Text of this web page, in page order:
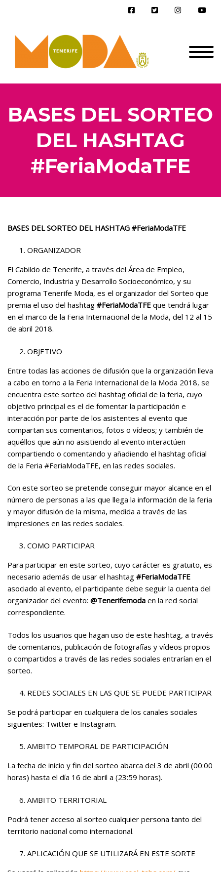
BASES DEL SORTEO
DEL HASHTAG
#FeriaModaTFE
BASES DEL SORTEO DEL HASHTAG #FeriaModaTFE
ORGANIZADOR
El Cabildo de Tenerife, a través del Área de Empleo,
Comercio, Industria y Desarrollo Socioeconómico, y su
programa Tenerife Moda, es el organizador del Sorteo que
premia el uso del hashtag #FeriaModaTFE que tendrá lugar
en el marco de la Feria Internacional de la Moda, del 12 al 15
de abril 2018.
OBJETIVO
Entre todas las acciones de difusión que la organización lleva
a cabo en torno a la Feria Internacional de la Moda 2018, se
encuentra este sorteo del hashtag oficial de la feria, cuyo
objetivo principal es el de fomentar la participación e
interacción por parte de los asistentes al evento que
compartan sus comentarios, fotos o vídeos; y también de
aquéllos que aún no asistiendo al evento interactúen
compartiendo o comentando y añadiendo el hashtag oficial
de la Feria #FeriaModaTFE, en las redes sociales.
Con este sorteo se pretende conseguir mayor alcance en el
número de personas a las que llega la información de la feria
y mayor difusión de la misma, medida a través de las
impresiones en las redes sociales.
COMO PARTICIPAR
Para participar en este sorteo, cuyo carácter es gratuito, es
necesario además de usar el hashtag #FeriaModaTFE
asociado al evento, el participante debe seguir la cuenta del
organizador del evento: @Tenerifemoda en la red social
correspondiente.
Todos los usuarios que hagan uso de este hashtag, a través
de comentarios, publicación de fotografías y vídeos propios
o compartidos a través de las redes sociales entrarían en el
sorteo.
REDES SOCIALES EN LAS QUE SE PUEDE PARTICIPAR
Se podrá participar en cualquiera de los canales sociales
siguientes: Twitter e Instagram.
AMBITO TEMPORAL DE PARTICIPACIÓN
La fecha de inicio y fin del sorteo abarca del 3 de abril (00:00
horas) hasta el día 16 de abril a (23:59 horas).
AMBITO TERRITORIAL
Podrá tener acceso al sorteo cualquier persona tanto del
territorio nacional como internacional.
APLICACIÓN QUE SE UTILIZARÁ EN ESTE SORTE